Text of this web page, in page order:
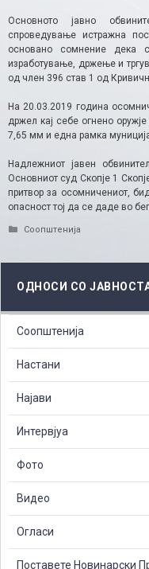
Основното јавно
спроведување истражна
основано сомнение дека
изработување, држење и
од член 396 став 1 од
На 20.03.2019 година
држел кај себе огнено
7,65 мм и една рамка
Надлежниот јавен
Основниот суд Скопје 1
притвор за осомничениот,
опасност тој да се даде во
Categories
Соопштенија
ОДНОСИ СО
Соопштенија
Настани
Најави
Интервјуа
Фото
Видео
Огласи
Поставете Новинарски